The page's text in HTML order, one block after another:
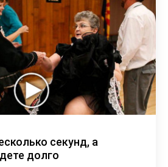
секунд, а
долго